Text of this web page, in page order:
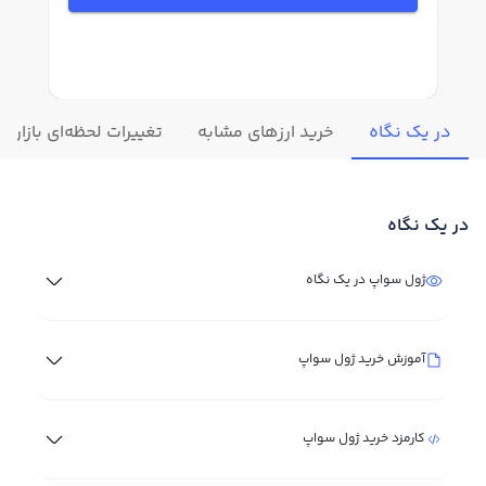
در یک نگاه خرید ارزهای مشابه تغییرات لحظه‌ای
در یک نگاه
ژول سواپ در یک نگاه
آموزش خرید ژول سواپ
کارمزد خرید ژول سواپ